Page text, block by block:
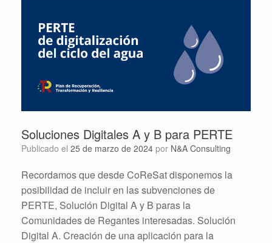
Soluciones Digitales A y B para PERTE
Publicado el 25 de marzo de 2024 por N&A Consulting
Recordamos que desde CoReSat disponemos la
posibilidad de incluir en las subvenciones de
PERTE, Solución Digital A y B paras la
Comunidades de Regantes interesadas. Solución
Digital A. Creación de una aplicación para la